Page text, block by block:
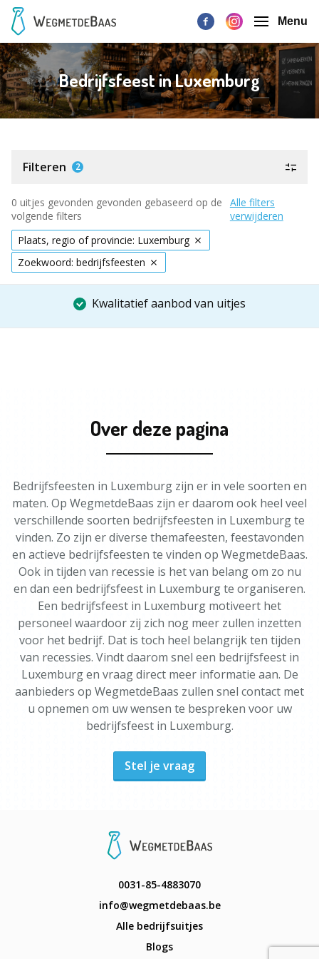
Menu
Bedrijfsfeest in Luxemburg
Filteren 2
0 uitjes gevonden gevonden gebaseerd op de
volgende filters
Alle filters
verwijderen
Plaats, regio of provincie: Luxemburg
Zoekwoord: bedrijfsfeesten
Kwalitatief aanbod van uitjes
Over deze pagina
Bedrijfsfeesten in Luxemburg zijn er in vele soorten en
maten. Op WegmetdeBaas zijn er daarom ook heel veel
verschillende soorten bedrijfsfeesten in Luxemburg te
vinden. Zo zijn er diverse themafeesten, feestavonden
en actieve bedrijfsfeesten te vinden op WegmetdeBaas.
Ook in tijden van recessie is het van belang om zo nu
en dan een bedrijfsfeest in Luxemburg te organiseren.
Een bedrijfsfeest in Luxemburg motiveert het
personeel waardoor zij zich nog meer zullen inzetten
voor het bedrijf. Dat is toch heel belangrijk ten tijden
van recessies. Vindt daarom snel een bedrijfsfeest in
Luxemburg en vraag direct meer informatie aan. De
aanbieders op WegmetdeBaas zullen snel contact met
u opnemen om uw wensen te bespreken voor uw
bedrijfsfeest in Luxemburg.
Stel je vraag
0031-85-4883070
info@wegmetdebaas.be
Alle bedrijfsuitjes
Blogs